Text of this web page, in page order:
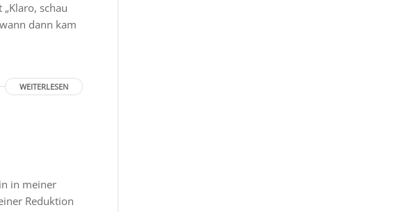
schau
dann kam
WEITERLESEN
in meiner
Reduktion